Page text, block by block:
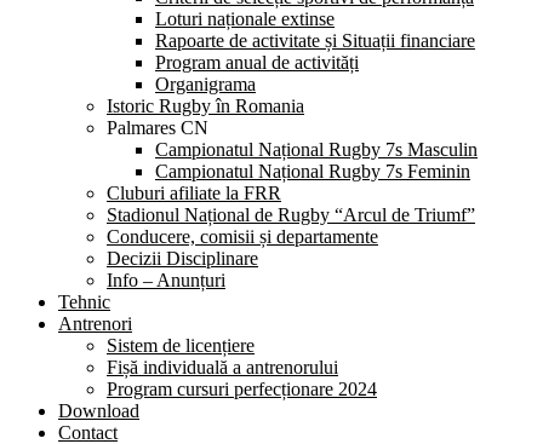
Loturi naționale extinse
Rapoarte de activitate și Situații financiare
Program anual de activități
Organigrama
Istoric Rugby în Romania
Palmares CN
Campionatul Național Rugby 7s Masculin
Campionatul Național Rugby 7s Feminin
Cluburi afiliate la FRR
Stadionul Național de Rugby “Arcul de Triumf”
Conducere, comisii și departamente
Decizii Disciplinare
Info – Anunțuri
Tehnic
Antrenori
Sistem de licențiere
Fișă individuală a antrenorului
Program cursuri perfecționare 2024
Download
Contact